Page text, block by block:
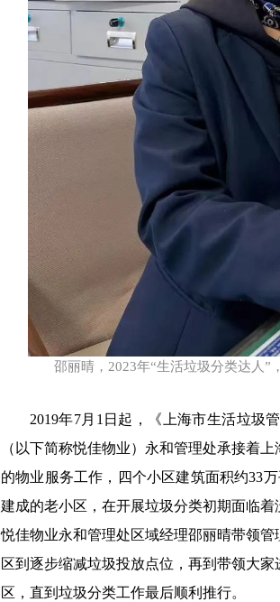
邵丽晴， 2023年“生活垃圾分类达人”
2019年7月1日起，《上海市生活垃圾
（以下简称悦佳物业）永和管理处承接着
的物业服务工作，四个小区建筑面积约33
建成的老小区，在开展垃圾分类初期面临
悦佳物业永和管理处区域经理邵丽晴带领
区到逐步缩减垃圾投放点位，再到带领大
区，直到垃圾分类工作最后顺利推行。